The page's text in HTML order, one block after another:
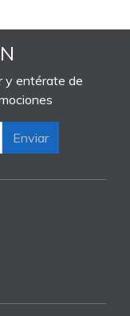
y entérate de
Enviar